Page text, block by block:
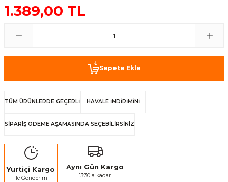
1.389,00 TL
Sepete Ekle
TÜM ÜRÜNLERDE GEÇERLİ HAVALE İNDİRİMİNİ
SİPARİŞ ÖDEME AŞAMASINDA SEÇEBİLİRSİNİZ
Yurtiçi Kargo
ile Gönderim
Aynı Gün Kargo
13:30'a kadar